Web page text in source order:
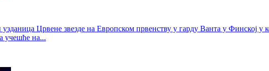
Црвене звезде на Европском првенству у гарду Ванта у Финској у
учешће на...